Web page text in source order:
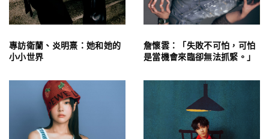
專訪衛蘭、炎明熹：她和她的
小小世界
詹懷雲：「失敗不可怕，可怕
是當機會來臨卻無法抓緊。」